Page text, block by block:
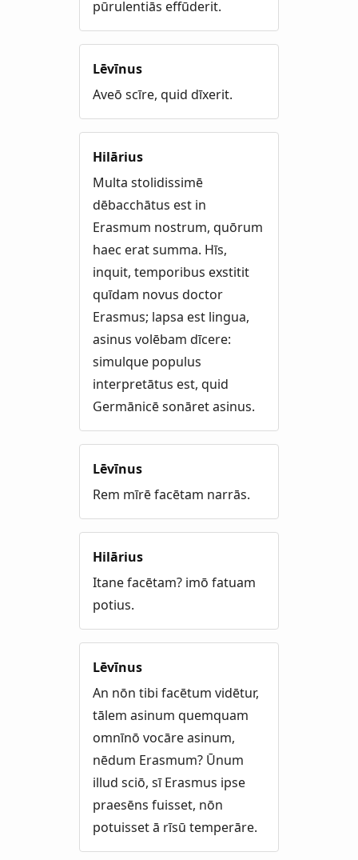
pūrulentiās effūderit.
Lēvīnus
Aveō scīre, quid dīxerit.
Hilārius
Multa stolidissimē
dēbacchātus est in
Erasmum nostrum, quōrum
haec erat summa. Hīs,
inquit, temporibus exstitit
quīdam novus doctor
Erasmus; lapsa est lingua,
asinus volēbam dīcere:
simulque populus
interpretātus est, quid
Germānicē sonāret asinus.
Lēvīnus
Rem mīrē facētam narrās.
Hilārius
Itane facētam? imō fatuam
potius.
Lēvīnus
An nōn tibi facētum vidētur,
tālem asinum quemquam
omnīnō vocāre asinum,
nēdum Erasmum? Ūnum
illud sciō, sī Erasmus ipse
praesēns fuisset, nōn
potuisset ā rīsū temperāre.